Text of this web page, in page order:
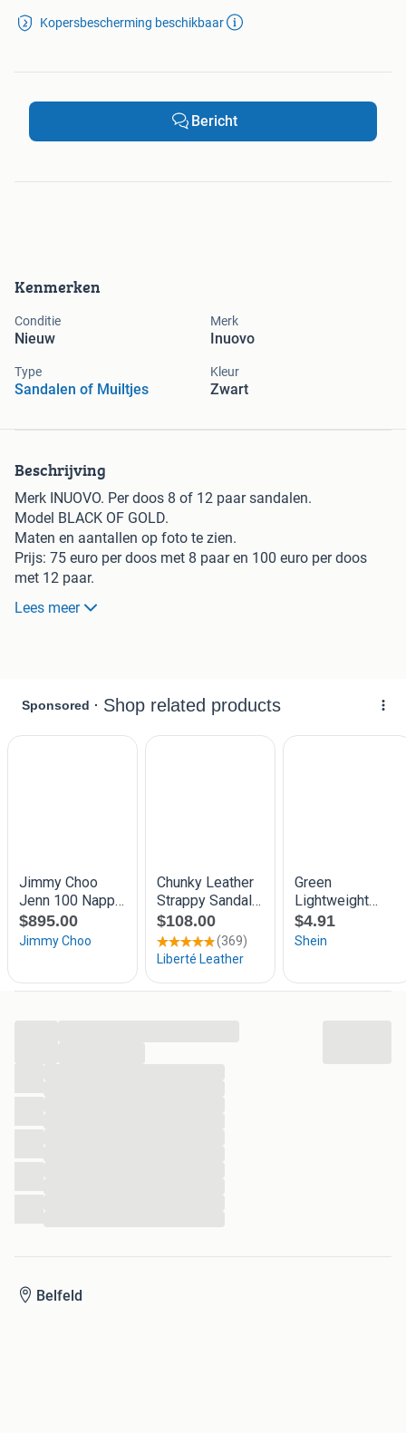
Kenmerken
Conditie
Nieuw
Merk
Inuovo
Type
Sandalen of Muiltjes
Kleur
Zwart
Beschrijving
Merk INUOVO. Per doos 8 of 12 paar sandalen.
Model BLACK OF GOLD.
Maten en aantallen op foto te zien.
Prijs: 75 euro per doos met 8 paar en 100 euro per doos
met 12 paar.
Verzending tijdelijk gratis!!!
Lees meer
Belfeld
Kopersbescherming beschikbaar
Bericht